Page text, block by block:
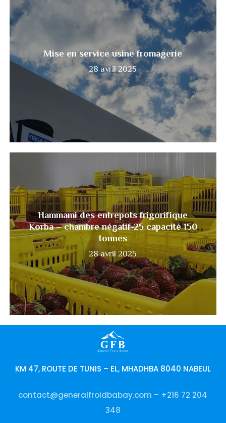
service
fromagerie
Mise en service usine fromagerie
28 avril 2025
des
entrepots
frigorifique
Korba
–
chambre
négatif-
25
capacité
150
tonnes
Hammami des entrepots frigorifique
Korba – chambre négatif-25 capacité 150
tonnes
28 avril 2025
KM 47, ROUTE DE TUNIS – EL, MHADHBA 8040 NABEUL
contact@generalfroidbabay.com – +216 72 204
348